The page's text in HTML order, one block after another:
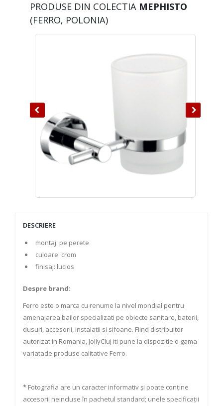
PRODUSE DIN COLECTIA MEPHISTO
(FERRO, POLONIA)
DESCRIERE
montaj: pe perete
culoare: crom
finisaj: lucios
Despre brand:
Ferro este o marca cu renume la nivel mondial pentru
amenajarea bailor specializati pe obiecte sanitare, baterii,
dusuri, accesorii, instalatii si sifoane. Fiind distribuitor
autorizat in Romania, JollyCluj iti pune la dispozitie o gama
variatade produse calitative Ferro.
* Fotografia are un caracter informativ și poate conține
accesorii neincluse în pachetul standard; unele specificații